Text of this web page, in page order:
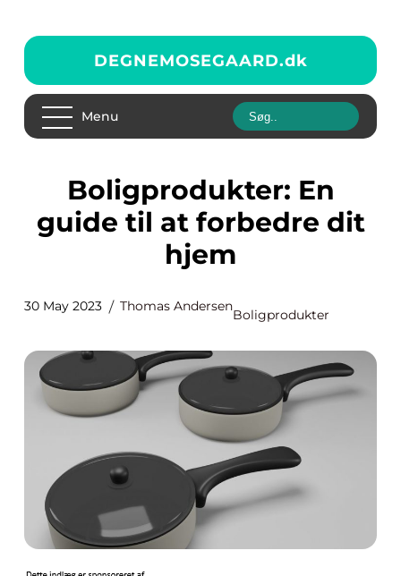
DEGNEMOSEGAARD.dk
Menu
Boligprodukter: En
guide til at forbedre dit
hjem
30 May 2023 Thomas Andersen
Boligprodukter